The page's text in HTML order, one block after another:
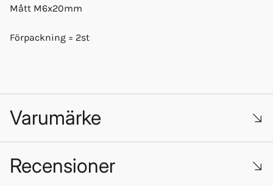
Mått M6x20mm
Förpackning = 2st
Varumärke
Recensioner